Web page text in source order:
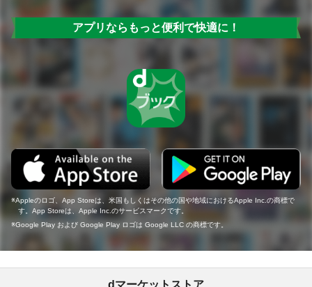
アプリならもっと便利で快適に！
Appleのロゴ、App Storeは、米国もしくはその他の国や地域におけるApple Inc.の商標で
す。App Storeは、Apple Inc.のサービスマークです。
Google Play および Google Play ロゴは Google LLC の商標です。